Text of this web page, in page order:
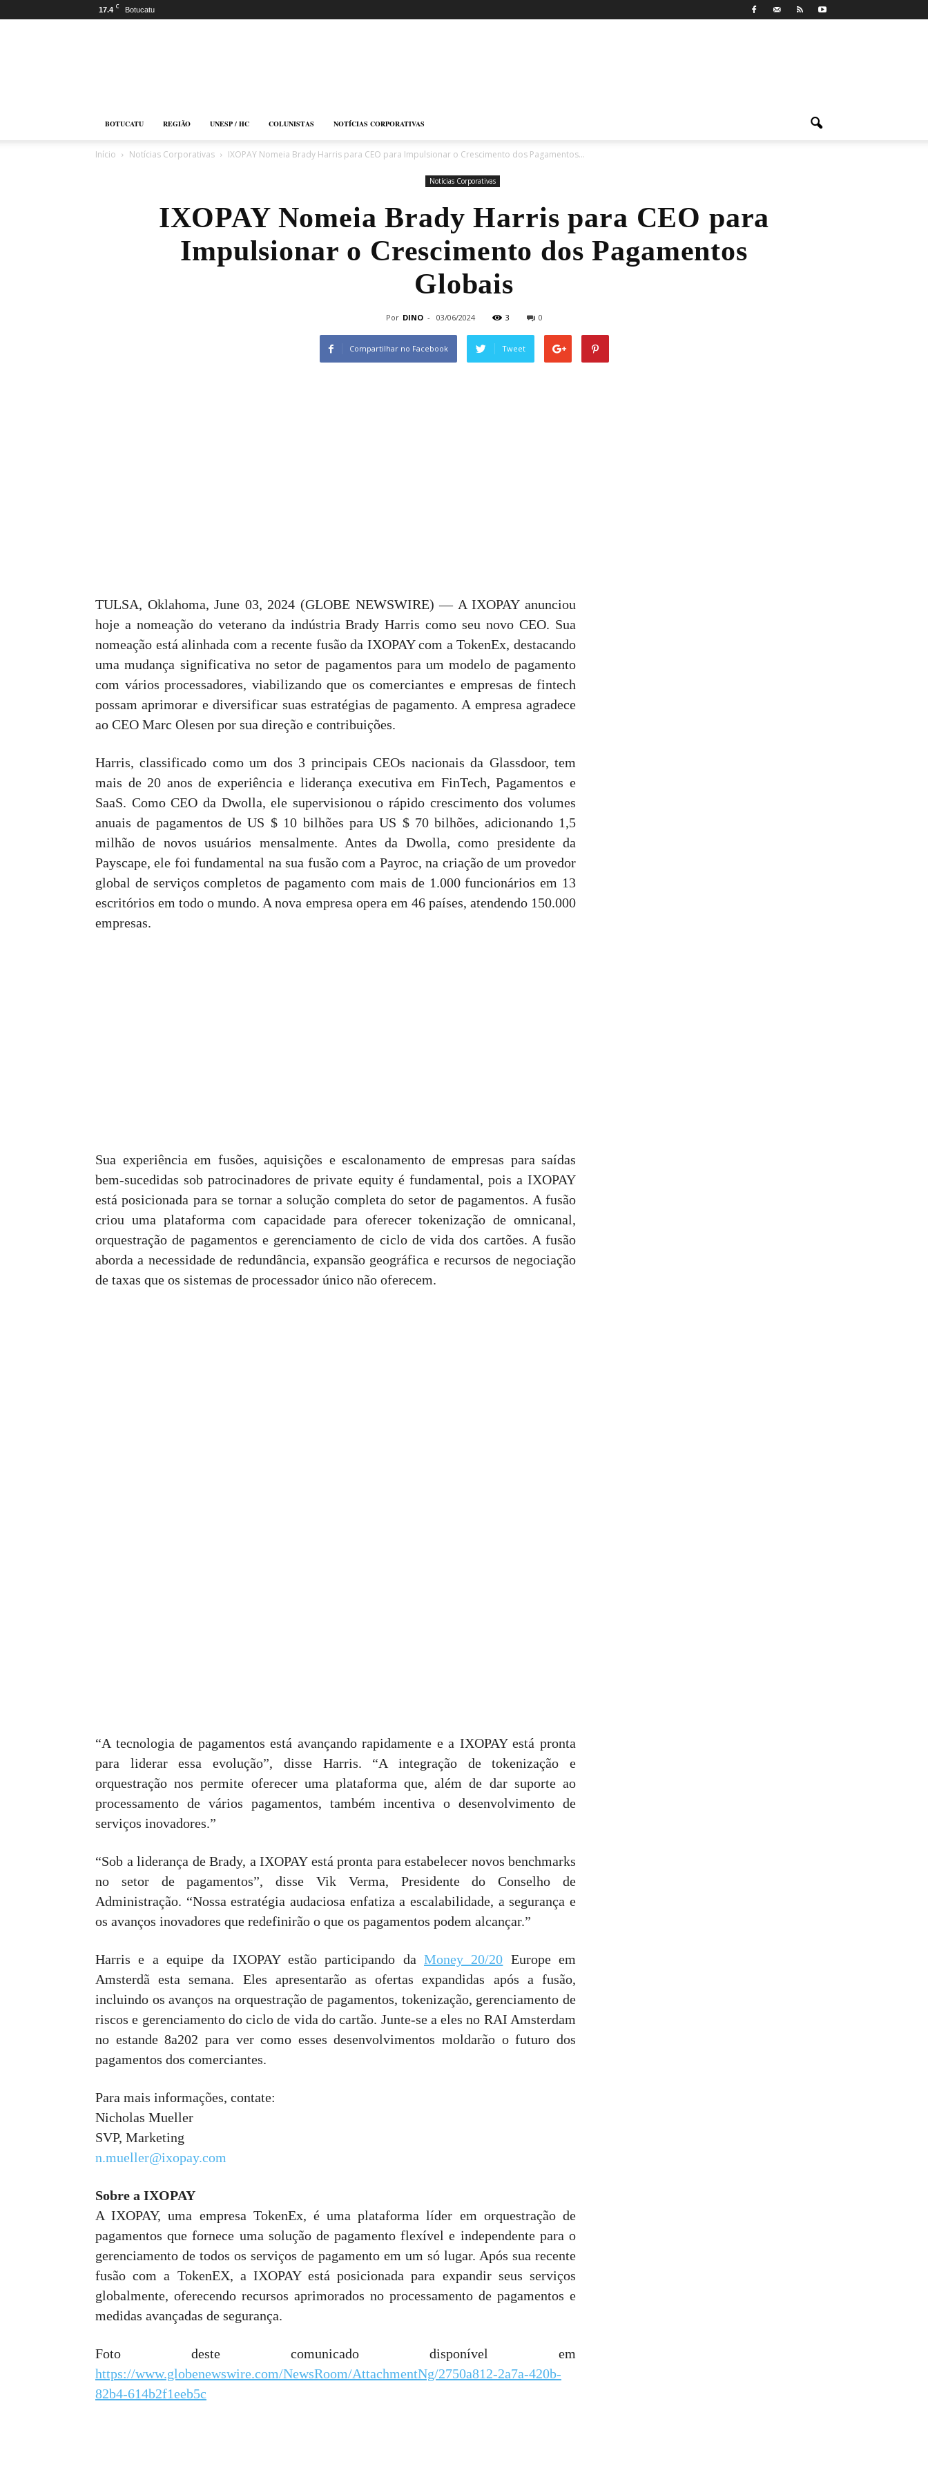
17.4 C Botucatu
BOTUCATU REGIÃO UNESP / HC COLUNISTAS NOTÍCIAS CORPORATIVAS
Início Notícias Corporativas IXOPAY Nomeia Brady Harris para CEO para Impulsionar o Crescimento dos Pagamentos...
Notícias Corporativas
IXOPAY Nomeia Brady Harris para CEO para
Impulsionar o Crescimento dos Pagamentos
Globais
Por DINO - 03/06/2024 3 0
Compartilhar no Facebook Tweet
TULSA, Oklahoma, June 03, 2024 (GLOBE NEWSWIRE) — A IXOPAY anunciou
hoje a nomeação do veterano da indústria Brady Harris como seu novo CEO. Sua
nomeação está alinhada com a recente fusão da IXOPAY com a TokenEx, destacando
uma mudança significativa no setor de pagamentos para um modelo de pagamento
com vários processadores, viabilizando que os comerciantes e empresas de fintech
possam aprimorar e diversificar suas estratégias de pagamento. A empresa agradece
ao CEO Marc Olesen por sua direção e contribuições.
Harris, classificado como um dos 3 principais CEOs nacionais da Glassdoor, tem
mais de 20 anos de experiência e liderança executiva em FinTech, Pagamentos e
SaaS. Como CEO da Dwolla, ele supervisionou o rápido crescimento dos volumes
anuais de pagamentos de US $ 10 bilhões para US $ 70 bilhões, adicionando 1,5
milhão de novos usuários mensalmente. Antes da Dwolla, como presidente da
Payscape, ele foi fundamental na sua fusão com a Payroc, na criação de um provedor
global de serviços completos de pagamento com mais de 1.000 funcionários em 13
escritórios em todo o mundo. A nova empresa opera em 46 países, atendendo 150.000
empresas.
Sua experiência em fusões, aquisições e escalonamento de empresas para saídas
bem-sucedidas sob patrocinadores de private equity é fundamental, pois a IXOPAY
está posicionada para se tornar a solução completa do setor de pagamentos. A fusão
criou uma plataforma com capacidade para oferecer tokenização de omnicanal,
orquestração de pagamentos e gerenciamento de ciclo de vida dos cartões. A fusão
aborda a necessidade de redundância, expansão geográfica e recursos de negociação
de taxas que os sistemas de processador único não oferecem.
“A tecnologia de pagamentos está avançando rapidamente e a IXOPAY está pronta
para liderar essa evolução”, disse Harris. “A integração de tokenização e
orquestração nos permite oferecer uma plataforma que, além de dar suporte ao
processamento de vários pagamentos, também incentiva o desenvolvimento de
serviços inovadores.”
“Sob a liderança de Brady, a IXOPAY está pronta para estabelecer novos benchmarks
no setor de pagamentos”, disse Vik Verma, Presidente do Conselho de
Administração. “Nossa estratégia audaciosa enfatiza a escalabilidade, a segurança e
os avanços inovadores que redefinirão o que os pagamentos podem alcançar.”
Harris e a equipe da IXOPAY estão participando da Money 20/20 Europe em
Amsterdã esta semana. Eles apresentarão as ofertas expandidas após a fusão,
incluindo os avanços na orquestração de pagamentos, tokenização, gerenciamento de
riscos e gerenciamento do ciclo de vida do cartão. Junte-se a eles no RAI Amsterdam
no estande 8a202 para ver como esses desenvolvimentos moldarão o futuro dos
pagamentos dos comerciantes.
Para mais informações, contate:
Nicholas Mueller
SVP, Marketing
n.mueller@ixopay.com
Sobre a IXOPAY
A IXOPAY, uma empresa TokenEx, é uma plataforma líder em orquestração de
pagamentos que fornece uma solução de pagamento flexível e independente para o
gerenciamento de todos os serviços de pagamento em um só lugar. Após sua recente
fusão com a TokenEX, a IXOPAY está posicionada para expandir seus serviços
globalmente, oferecendo recursos aprimorados no processamento de pagamentos e
medidas avançadas de segurança.
Foto deste comunicado disponível em
https://www.globenewswire.com/NewsRoom/AttachmentNg/2750a812-2a7a-420b-
82b4-614b2f1eeb5c